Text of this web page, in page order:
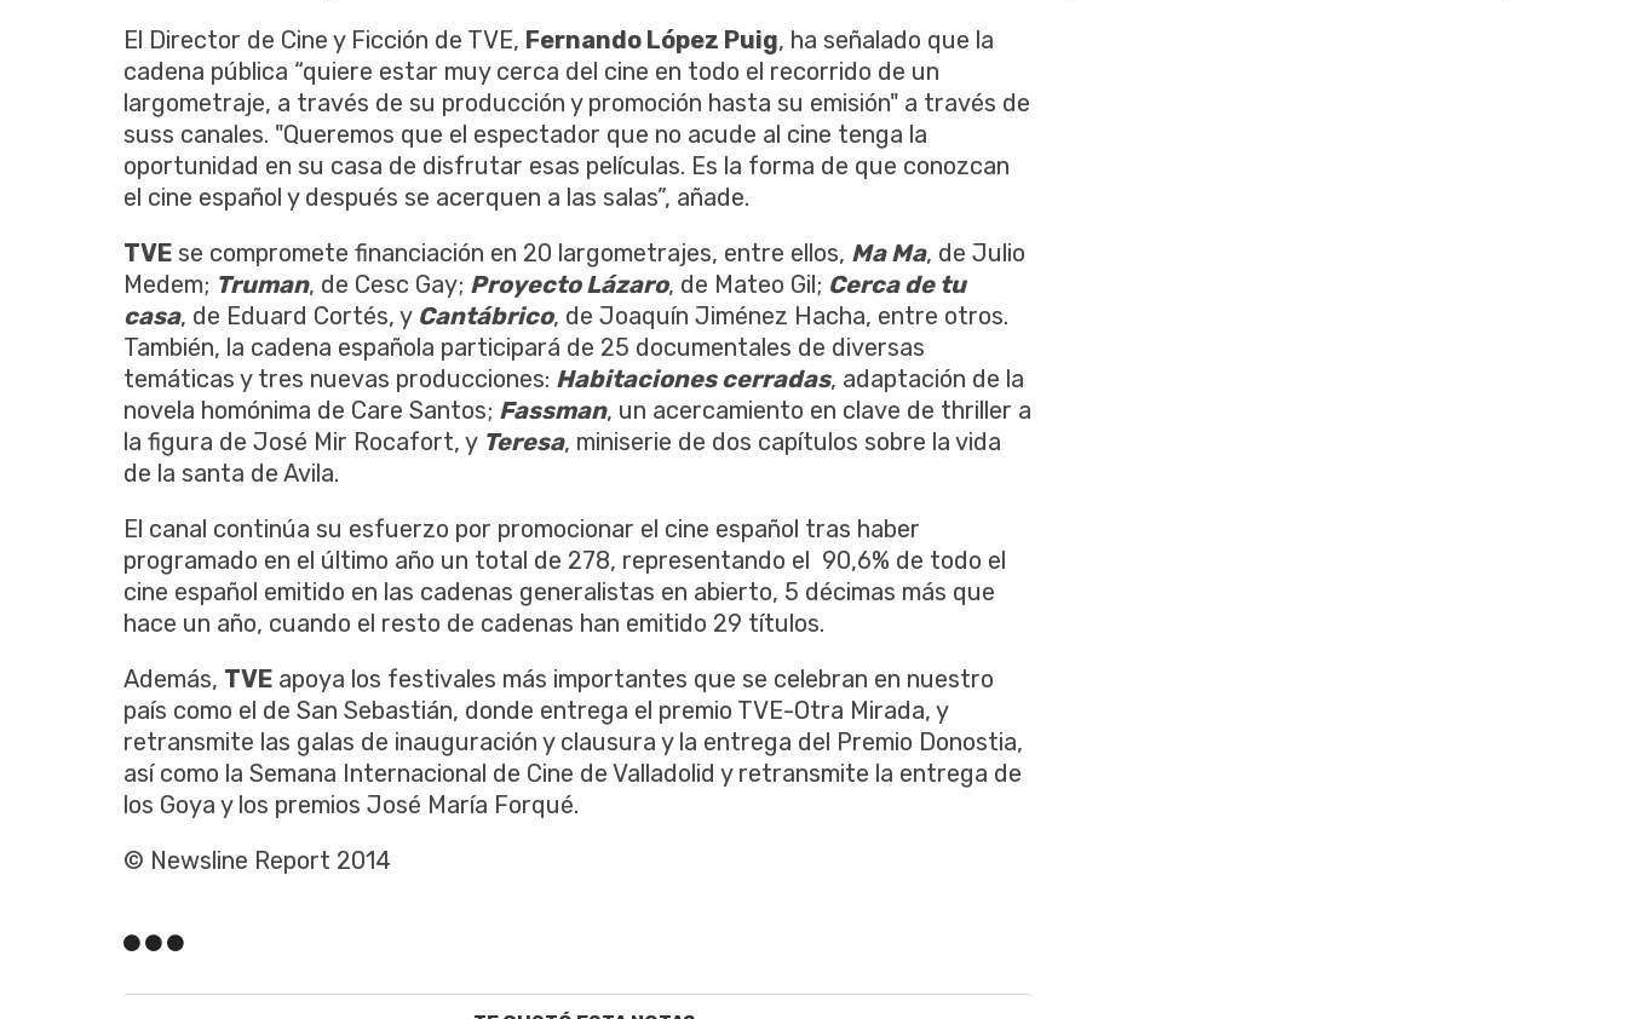
El Director de Cine y Ficción de TVE, Fernando López Puig, ha señalado que la
cadena pública “quiere estar muy cerca del cine en todo el recorrido de un
largometraje, a través de su producción y promoción hasta su emisión" a través de
suss canales. "Queremos que el espectador que no acude al cine tenga la
oportunidad en su casa de disfrutar esas películas. Es la forma de que conozcan
el cine español y después se acerquen a las salas”, añade.
TVE se compromete financiación en 20 largometrajes, entre ellos, Ma Ma, de Julio
Medem; Truman, de Cesc Gay; Proyecto Lázaro, de Mateo Gil; Cerca de tu
casa, de Eduard Cortés, y Cantábrico, de Joaquín Jiménez Hacha, entre otros.
También, la cadena española participará de 25 documentales de diversas
temáticas y tres nuevas producciones: Habitaciones cerradas, adaptación de la
novela homónima de Care Santos; Fassman, un acercamiento en clave de thriller a
la figura de José Mir Rocafort, y Teresa, miniserie de dos capítulos sobre la vida
de la santa de Avila.
El canal continúa su esfuerzo por promocionar el cine español tras haber
programado en el último año un total de 278, representando el 90,6% de todo el
cine español emitido en las cadenas generalistas en abierto, 5 décimas más que
hace un año, cuando el resto de cadenas han emitido 29 títulos.
Además, TVE apoya los festivales más importantes que se celebran en nuestro
país como el de San Sebastián, donde entrega el premio TVE-Otra Mirada, y
retransmite las galas de inauguración y clausura y la entrega del Premio Donostia,
así como la Semana Internacional de Cine de Valladolid y retransmite la entrega de
los Goya y los premios José María Forqué.
© Newsline Report 2014